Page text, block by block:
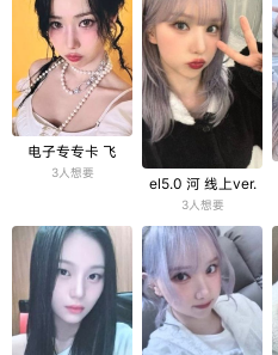
电子专专卡 飞
3人想要
el5.0 河 线上ver.
3人想要